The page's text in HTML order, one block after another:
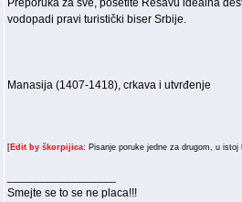
Preporuka za sve, posetite Resavu idealna
vodopadi pravi turistički biser Srbije.
Manasija (1407-1418), crkava i utvrđenje
[ Edit by škorpijica: Pisanje poruke jedne za drugom, u
Smejte se to se ne placa!!!